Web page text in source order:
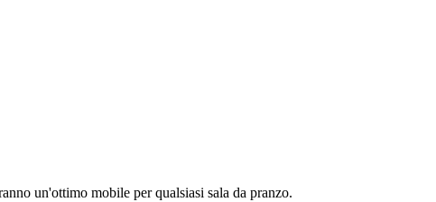
un'ottimo mobile per qualsiasi sala da pranzo.